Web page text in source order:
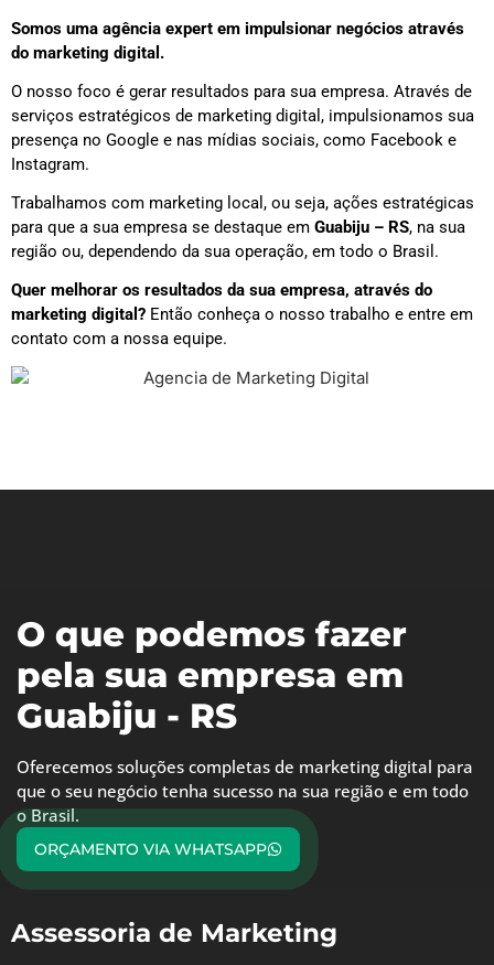
Somos uma agência expert em impulsionar negócios através
do marketing digital.
O nosso foco é gerar resultados para sua empresa. Através de
serviços estratégicos de marketing digital, impulsionamos sua
presença no Google e nas mídias sociais, como Facebook e
Instagram.
Trabalhamos com marketing local, ou seja, ações estratégicas
para que a sua empresa se destaque em Guabiju – RS, na sua
região ou, dependendo da sua operação, em todo o Brasil.
Quer melhorar os resultados da sua empresa, através do
marketing digital? Então conheça o nosso trabalho e entre em
contato com a nossa equipe.
O que podemos fazer
pela sua empresa em
Guabiju - RS
Oferecemos soluções completas de marketing digital para
que o seu negócio tenha sucesso na sua região e em todo
o Brasil.
ORÇAMENTO VIA WHATSAPP
Assessoria de Marketing